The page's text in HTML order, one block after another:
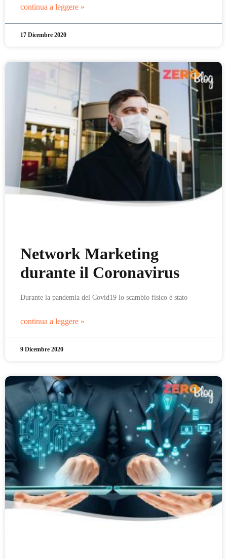
continua a leggere »
17 Dicembre 2020
Network Marketing
durante il Coronavirus
Durante la pandemia del Covid19 lo scambio fisico è stato
continua a leggere »
9 Dicembre 2020